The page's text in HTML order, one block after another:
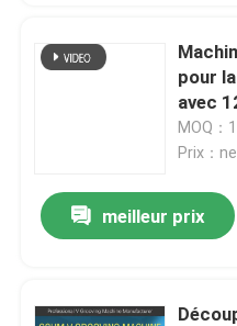
pour
avec
taille
MOQ：
Prix：
meilleur prix